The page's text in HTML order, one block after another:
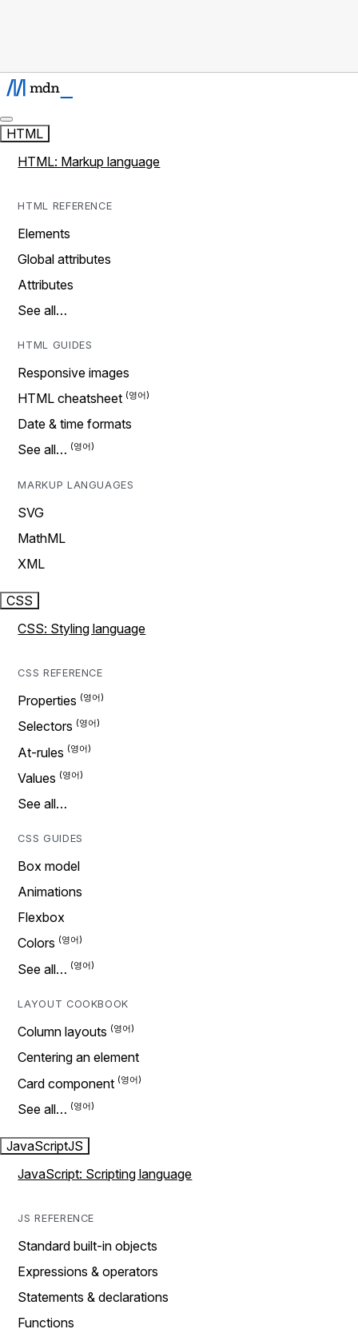
HTML
HTML: Markup language
HTML REFERENCE
Elements
Global attributes
Attributes
See all…
HTML GUIDES
Responsive images
HTML cheatsheet
Date & time formats
See all…
MARKUP LANGUAGES
SVG
MathML
XML
CSS
CSS: Styling language
CSS REFERENCE
Properties
Selectors
At-rules
Values
See all…
CSS GUIDES
Box model
Animations
Flexbox
Colors
See all…
LAYOUT COOKBOOK
Column layouts
Centering an element
Card component
See all…
JavaScriptJS
JavaScript: Scripting language
JS REFERENCE
Standard built-in objects
Expressions & operators
Statements & declarations
Functions